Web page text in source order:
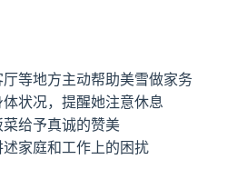
等地方主动帮助美雪做家务
状况，提醒她注意休息
给予真诚的赞美
家庭和工作上的困扰